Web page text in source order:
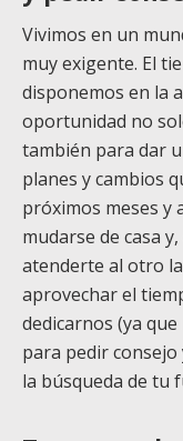
Vivimos en un
muy exigente. El
disponemos en la
oportunidad no
también para dar
planes y cambios
próximos meses y
mudarse de casa
atenderte al otro
aprovechar el
dedicarnos (ya
para pedir
la búsqueda de tu